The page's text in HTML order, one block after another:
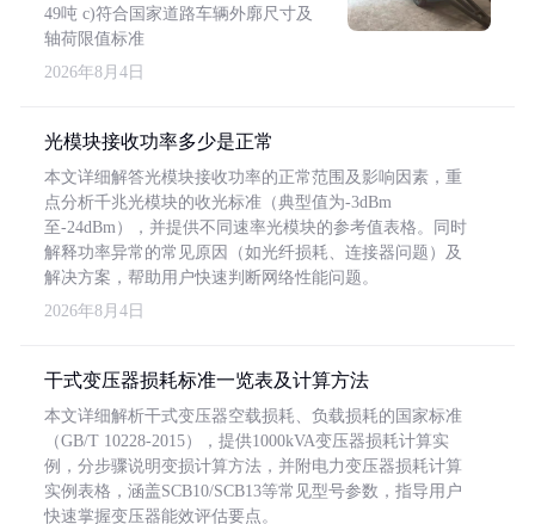
49吨 c)符合国家道路车辆外廓尺寸及
轴荷限值标准
2026年8月4日
光模块接收功率多少是正常
本文详细解答光模块接收功率的正常范围及影响因素，重
点分析千兆光模块的收光标准（典型值为-3dBm
至-24dBm），并提供不同速率光模块的参考值表格。同时
解释功率异常的常见原因（如光纤损耗、连接器问题）及
解决方案，帮助用户快速判断网络性能问题。
2026年8月4日
干式变压器损耗标准一览表及计算方法
本文详细解析干式变压器空载损耗、负载损耗的国家标准
（GB/T 10228-2015），提供1000kVA变压器损耗计算实
例，分步骤说明变损计算方法，并附电力变压器损耗计算
实例表格，涵盖SCB10/SCB13等常见型号参数，指导用户
快速掌握变压器能效评估要点。